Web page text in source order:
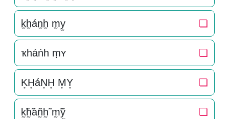
k̫h̫án̫h̫ m̫y̫ ❏
ҡһáṅһ ṃʏ ❏
K͙H͙áN͙H͙ M͙Y͙ ❏
k̰̃h̰̃áñ̰h̰̃ m̰̃ỹ̰ ❏